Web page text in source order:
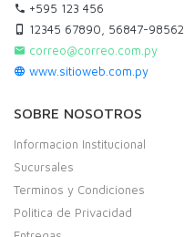
+595 123 456
12345 67890, 56847-98562
correo@correo.com.py
www.sitioweb.com.py
SOBRE NOSOTROS
Informacion Institucional
Sucursales
Terminos y Condiciones
Politica de Privacidad